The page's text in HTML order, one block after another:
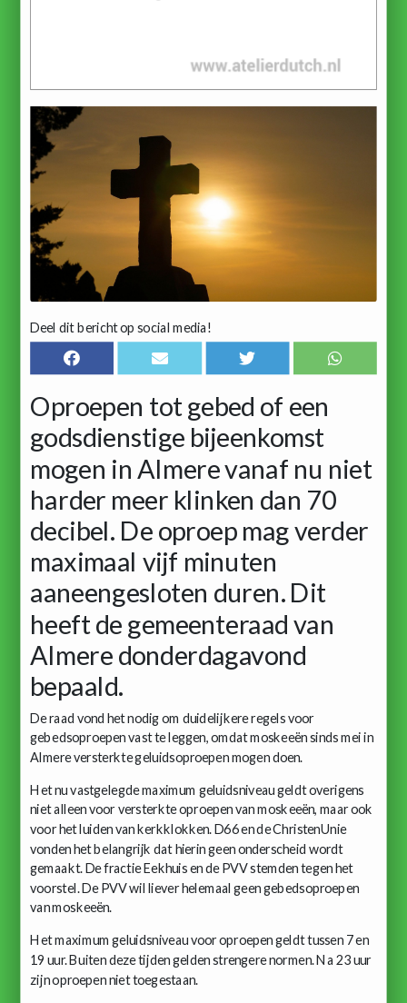
Deel dit bericht op social media!
Oproepen tot gebed of een
godsdienstige bijeenkomst
mogen in Almere vanaf nu niet
harder meer klinken dan 70
decibel. De oproep mag verder
maximaal vijf minuten
aaneengesloten duren. Dit
heeft de gemeenteraad van
Almere donderdagavond
bepaald.
De raad vond het nodig om duidelijkere regels voor
gebedsoproepen vast te leggen, omdat moskeeën sinds mei in
Almere versterkte geluidsoproepen mogen doen.
Het nu vastgelegde maximum geluidsniveau geldt overigens
niet alleen voor versterkte oproepen van moskeeën, maar ook
voor het luiden van kerkklokken. D66 en de ChristenUnie
vonden het belangrijk dat hierin geen onderscheid wordt
gemaakt. De fractie Eekhuis en de PVV stemden tegen het
voorstel. De PVV wil liever helemaal geen gebedsoproepen
van moskeeën.
Het maximum geluidsniveau voor oproepen geldt tussen 7 en
19 uur. Buiten deze tijden gelden strengere normen. Na 23 uur
zijn oproepen niet toegestaan.